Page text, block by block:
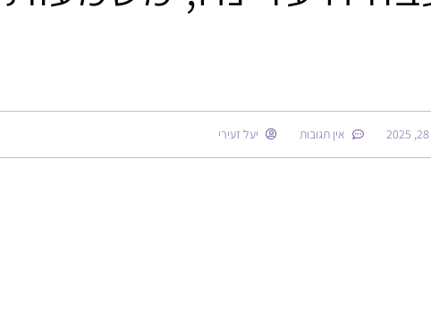
אין תגובות יעל זעירי